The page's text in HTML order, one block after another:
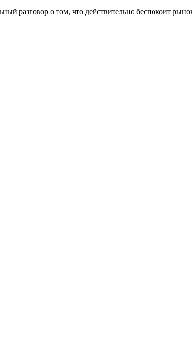
разговор о том, что действительно беспокоит